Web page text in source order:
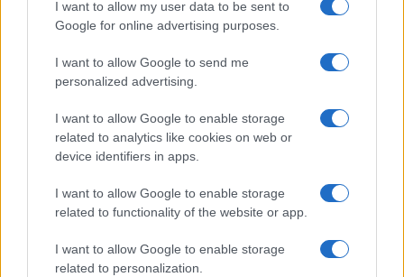
I want to allow my user data to be sent to
Google for online advertising purposes.
I want to allow Google to send me
personalized advertising.
I want to allow Google to enable storage
related to analytics like cookies on web or
device identifiers in apps.
I want to allow Google to enable storage
related to functionality of the website or app.
I want to allow Google to enable storage
related to personalization.